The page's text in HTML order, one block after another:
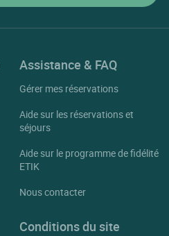
Assistance & FAQ
Gérer mes réservations
Aide sur les réservations et
séjours
Aide sur le programme de fidélité
ETIK
Nous contacter
Conditions du site